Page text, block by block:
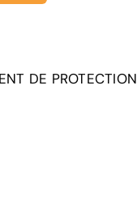
DE PROTECTION